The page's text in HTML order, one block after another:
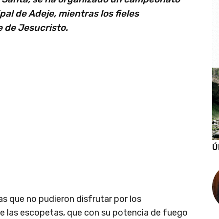
de Adeje, mientras los fieles
de Jesucristo.
que no pudieron disfrutar por los
las escopetas, que con su potencia de fuego